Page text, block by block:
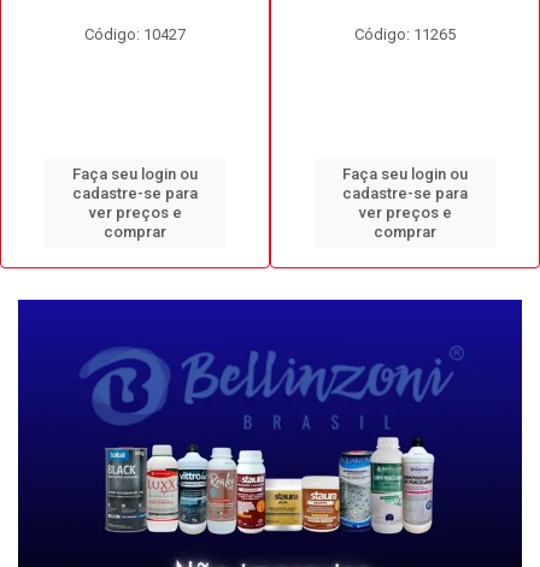
Código: 10427
Faça seu login ou
cadastre-se para
ver preços e
comprar
Código: 11265
Faça seu login ou
cadastre-se para
ver preços e
comprar